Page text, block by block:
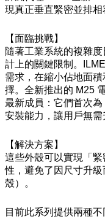
現真正垂直緊密並排相
【面臨挑戰】
隨著工業系統的複雜
計上的關鍵限制。
需求，在縮小佔地面
擇。全新推出的 M25
最新成員：它們首次
安裝能力，讓用戶無需
【解決方案】
這些外殼可以實現「
性，避免了因尺寸升
殼）。
目前此系列提供兩種